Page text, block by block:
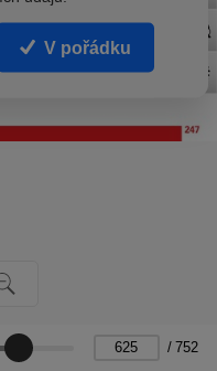
/ 752
V pořádku